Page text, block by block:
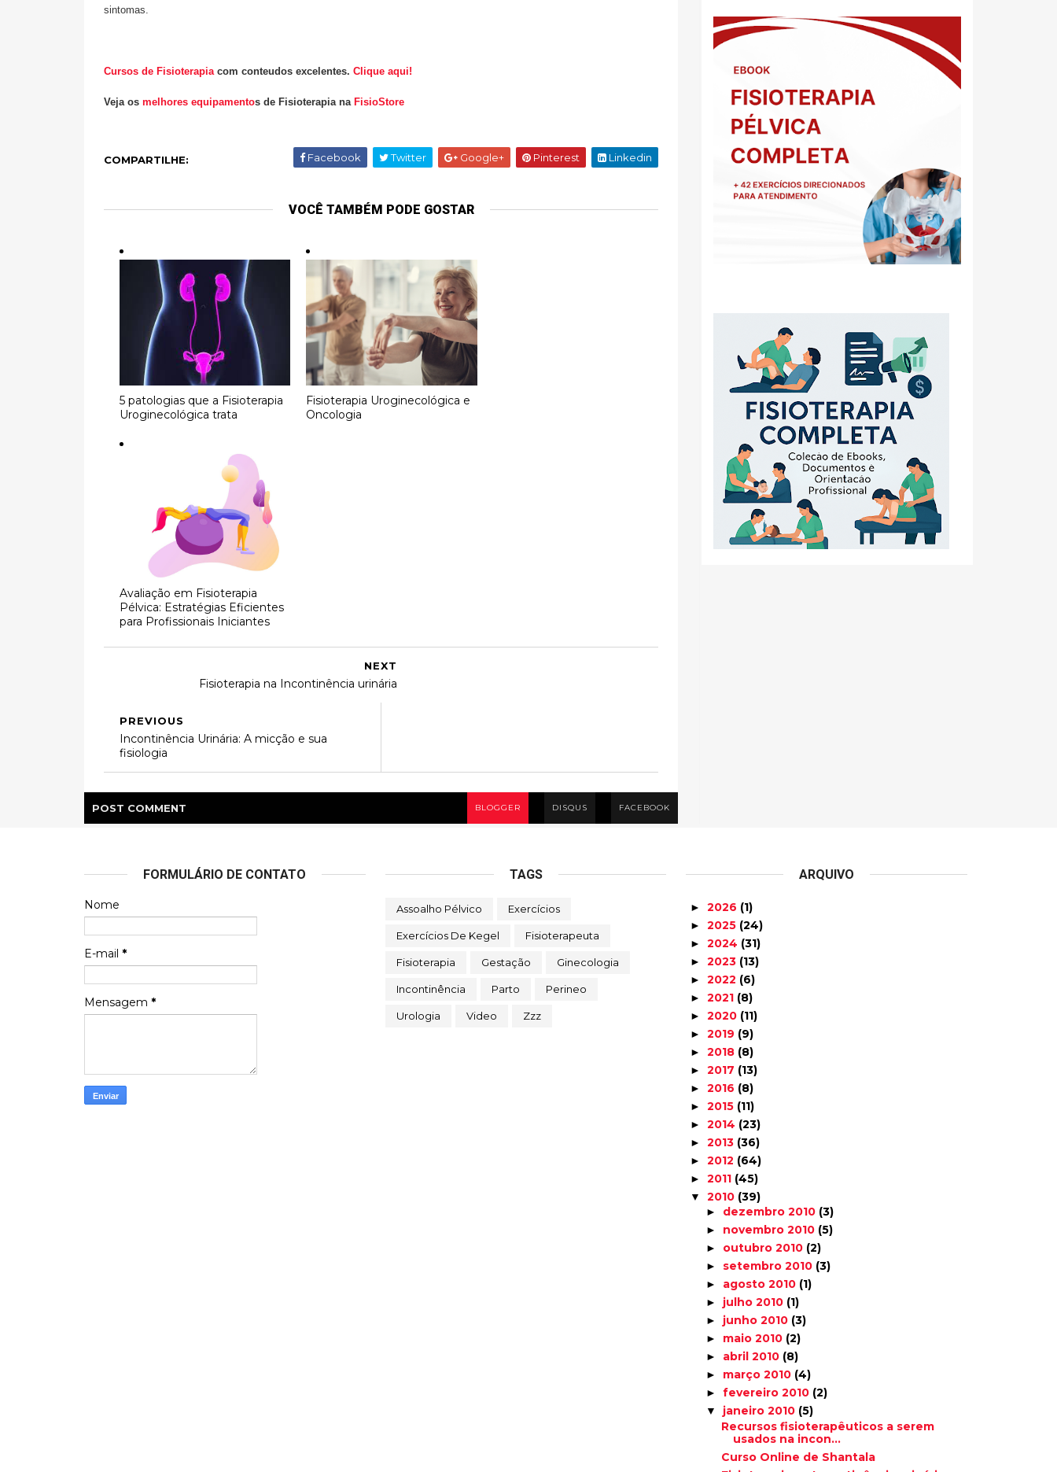
sintomas.
Cursos de Fisioterapiacom conteudos excelentes. Clique aqui!
Veja os melhores equipamentos de Fisioterapia na FisioStore
COMPARTILHE: Facebook Twitter Google+ Pinterest Linkedin
VOCÊ TAMBÉM PODE GOSTAR
5 patologias que a Fisioterapia
Uroginecológica trata
Fisioterapia Uroginecológica e
Oncologia
Avaliação em Fisioterapia
Pélvica: Estratégias Eficientes
para Profissionais Iniciantes
NEXT
Fisioterapia na Incontinência urinária
PREVIOUS
Incontinência Urinária: A micção e sua
fisiologia
POST COMMENT BLOGGER DISQUS FACEBOOK
FORMULÁRIO DE CONTATO
Nome
E-mail *
Mensagem *
TAGS
Assoalho Pélvico Exercícios
Exercícios De Kegel Fisioterapeuta
Fisioterapia Gestação Ginecologia
Incontinência Parto Perineo
Urologia Video Zzz
ARQUIVO
►2026 (1)
►2025 (24)
►2024 (31)
►2023 (13)
►2022 (6)
►2021 (8)
►2020 (11)
►2019 (9)
►2018 (8)
►2017 (13)
►2016 (8)
►2015 (11)
►2014 (23)
►2013 (36)
►2012 (64)
►2011 (45)
▼2010 (39)
► dezembro 2010 (3)
► novembro 2010 (5)
► outubro 2010 (2)
► setembro 2010 (3)
► agosto 2010 (1)
► julho 2010 (1)
► junho 2010 (3)
► maio 2010 (2)
► abril 2010 (8)
► março 2010 (4)
►fevereiro 2010 (2)
▼ janeiro 2010 (5)
Recursos fisioterapêuticos a serem
usados na incon...
Curso Online de Shantala